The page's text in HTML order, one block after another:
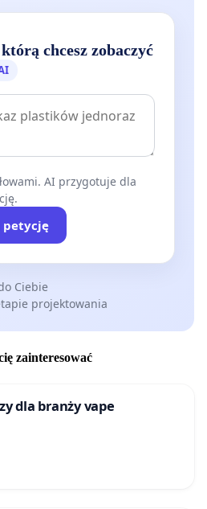
chcesz zobaczyć
AI przygotuje dla
petycję
Ciebie
projektowania
zainteresować
dla branży vape